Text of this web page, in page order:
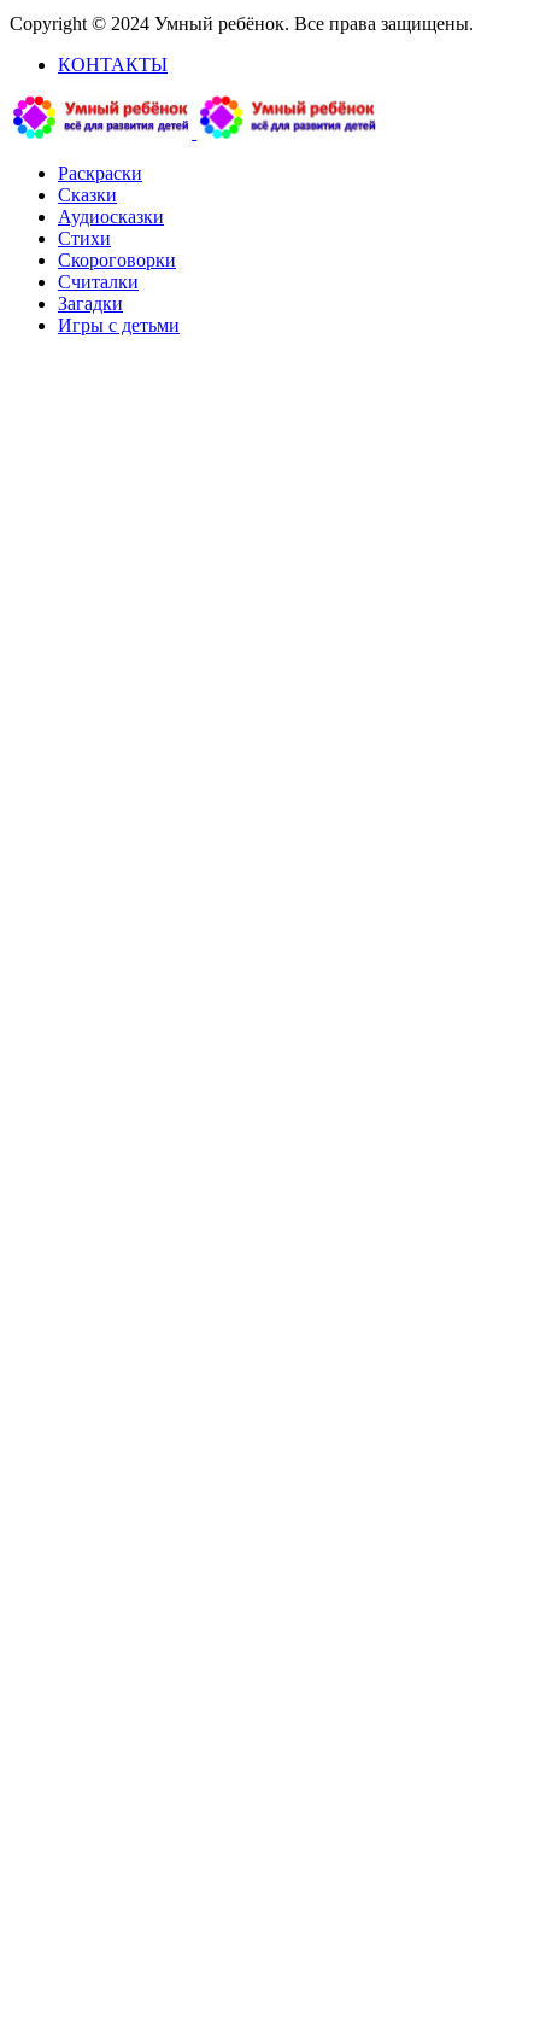
Copyright © 2024 Умный ребёнок. Все права защищены.
КОНТАКТЫ
Раскраски
Сказки
Аудиосказки
Стихи
Скороговорки
Считалки
Загадки
Игры с детьми